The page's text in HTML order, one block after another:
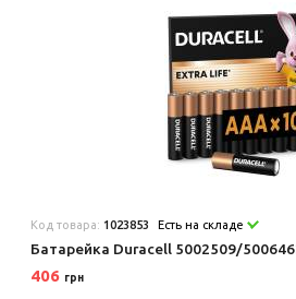
Код товара: 1023853 Есть на складе
Батарейка Duracell 5002509/
406 грн